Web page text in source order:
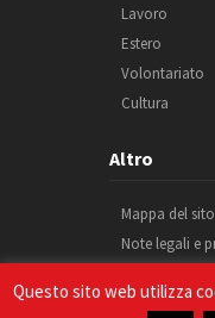
Lavoro
Estero
Volontariato
Cultura
Altro
Mappa del sito
Note legali e
Credits
Questo sito web utilizza